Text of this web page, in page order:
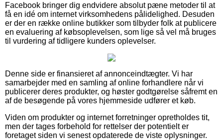
Facebook bringer dig endvidere absolut pæne metoder til at
få en idé om internet virksomhedens pålidelighed. Desuden
er der en række online butikker som tilbyder folk at publicere
en evaluering af købsoplevelsen, som lige så vel må bruges
til vurdering af tidligere kunders oplevelser.
Denne side er finansieret af annonceindtægter. Vi har
samarbejder med en samling af online forhandlere når vi
publicerer deres produkter, og høster godtgørelse såfremt en
af de besøgende på vores hjemmeside udfører et køb.
Viden om produkter og internet forretninger opretholdes tit,
men der tages forbehold for rettelser der potentielt er
foretaget siden vi senest opdaterede de viste oplysninger.